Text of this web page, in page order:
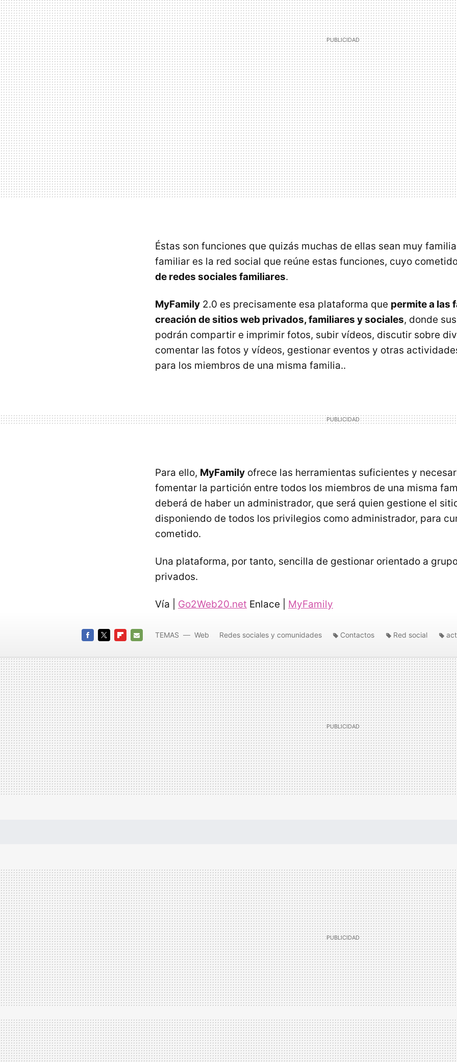
Éstas son funciones que quizás muchas de ellas sean muy
familiar es la red social que reúne estas funciones, cuyo
de redes sociales familiares.
MyFamily 2.0 es precisamente esa plataforma que permite a las
creación de sitios web privados, familiares y sociales, donde
podrán compartir e imprimir fotos, subir vídeos, discutir sobre
comentar las fotos y vídeos, gestionar eventos y otras
para los miembros de una misma familia..
Para ello, MyFamily ofrece las herramientas suficientes y
fomentar la partición entre todos los miembros de una misma
deberá de haber un administrador, que será quien gestione el
disponiendo de todos los privilegios como administrador, para
cometido.
Una plataforma, por tanto, sencilla de gestionar orientado a
privados.
Vía | Go2Web20.net Enlace | MyFamily
MAIL
TEMAS Web Redes sociales y comunidades Contactos Red social